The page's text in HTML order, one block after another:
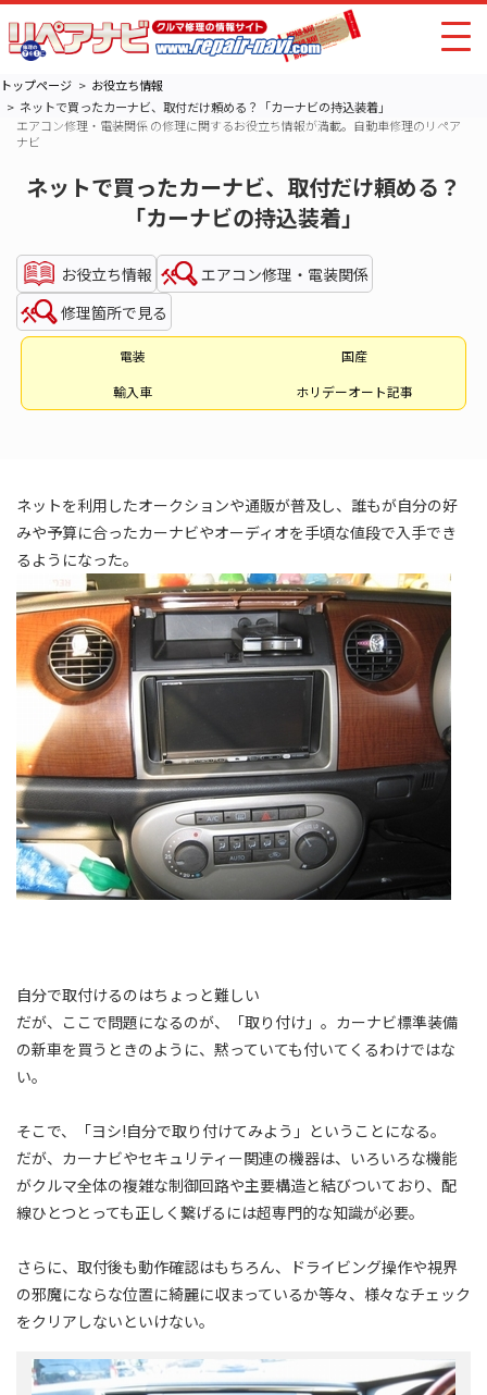
トップページ
お役立ち情報
ネットで買ったカーナビ、取付だけ頼める？「カーナビの持込装着」
エアコン修理・電装関係 の修理に関するお役立ち情報が満載。自動車修理のリペア
ナビ
ネットで買ったカーナビ、取付だけ頼める？
「カーナビの持込装着」
お役立ち情報
エアコン修理・電装関係
修理箇所で見る
電装
国産
輸入車
ホリデーオート記事
ネットを利用したオークションや通販が普及し、誰もが自分の好
みや予算に合ったカーナビやオーディオを手頃な値段で入手でき
るようになった。
自分で取付けるのはちょっと難しい
だが、ここで問題になるのが、「取り付け」。カーナビ標準装備
の新車を買うときのように、黙っていても付いてくるわけではな
い。
そこで、「ヨシ!自分で取り付けてみよう」ということになる。
だが、カーナビやセキュリティー関連の機器は、いろいろな機能
がクルマ全体の複雑な制御回路や主要構造と結びついており、配
線ひとつとっても正しく繋げるには超専門的な知識が必要。
さらに、取付後も動作確認はもちろん、ドライビング操作や視界
の邪魔にならな位置に綺麗に収まっているか等々、様々なチェック
をクリアしないといけない。